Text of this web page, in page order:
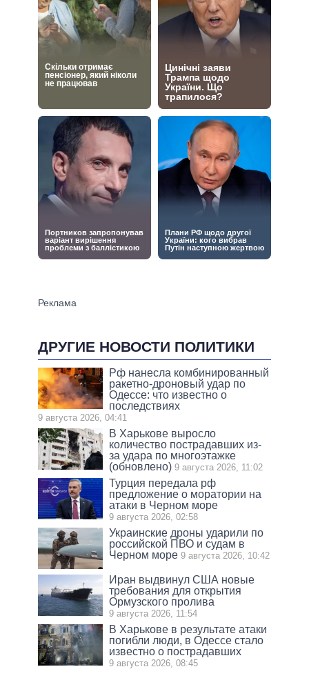
ДРУГИЕ НОВОСТИ ПОЛИТИКИ
Рф нанесла комбинированный
ракетно-дроновый удар по
Одессе: что известно о
последствиях
9 августа 2026, 04:41
В Харькове выросло
количество пострадавших из-
за удара по многоэтажке
(обновлено) 9 августа 2026, 11:02
Турция передала рф
предложение о моратории на
атаки в Черном море
9 августа 2026, 02:58
Украинские дроны ударили по
российской ПВО и судам в
Черном море 9 августа 2026, 10:42
Иран выдвинул США новые
требования для открытия
Ормузского пролива
9 августа 2026, 11:54
В Харькове в результате атаки
погибли люди, в Одессе стало
известно о пострадавших
9 августа 2026, 08:45